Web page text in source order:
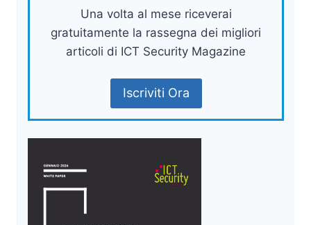
Una volta al mese riceverai
gratuitamente la rassegna dei migliori
articoli di ICT Security Magazine
Iscriviti Ora